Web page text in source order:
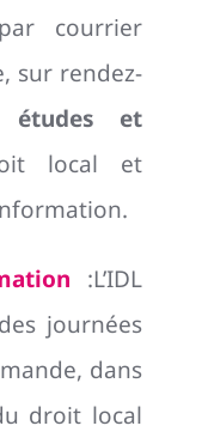
courrier
sur rendez-
et
local et
:L’IDL
journées
dans
droit local